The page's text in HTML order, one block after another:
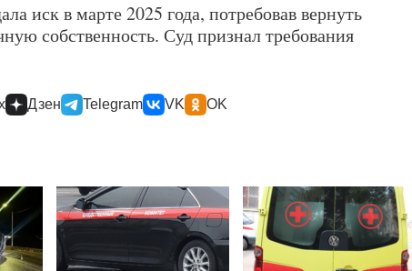
иск в марте 2025 года, потребовав вернуть
собственность. Суд признал требования
Дзен Telegram VK OK